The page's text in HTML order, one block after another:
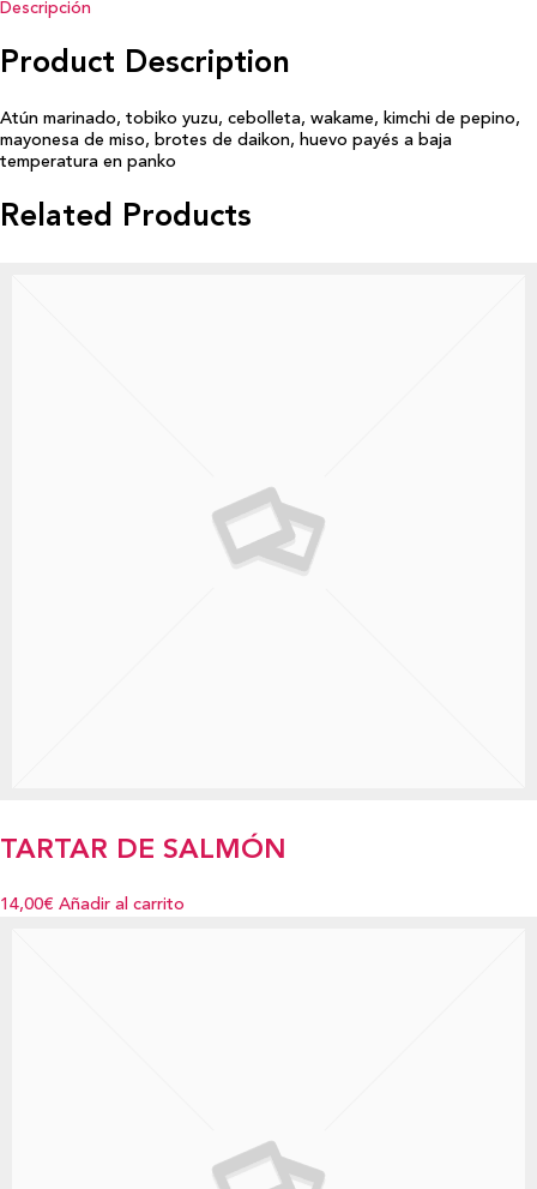
Descripción
Product Description
Atún marinado, tobiko yuzu, cebolleta, wakame, kimchi de pepino,
mayonesa de miso, brotes de daikon, huevo payés a baja
temperatura en panko
Related Products
TARTAR DE SALMÓN
14,00€ Añadir al carrito